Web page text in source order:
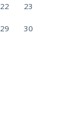
22 23
29 30